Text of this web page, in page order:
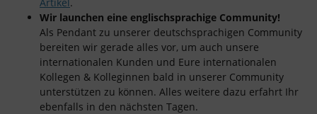
Wir launchen eine englischsprachige Community!
Als Pendant zu unserer deutschsprachigen Community
bereiten wir gerade alles vor, um auch unsere
internationalen Kunden und Eure internationalen
Kollegen & Kolleginnen bald in unserer Community
unterstützen zu können. Alles weitere dazu erfahrt Ihr
ebenfalls in den nächsten Tagen.